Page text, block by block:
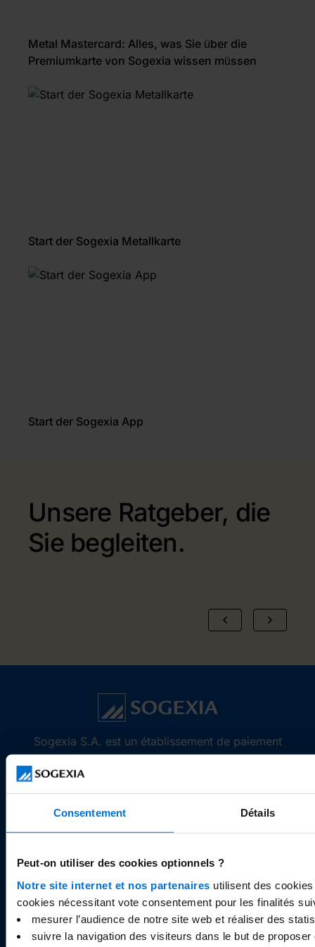
Consentement Détails
Peut-on utiliser des cookies optionnels ?
Notre site internet et nos partenaires utilisent des
cookies nécessitant vote consentement pour les finalités
mesurer l’audience de notre site web et réaliser des
suivre la navigation des visiteurs dans le but de
Metal Mastercard: Alles, was Sie über die
Premiumkarte von Sogexia wissen müssen
Start der Sogexia Metallkarte
Start der Sogexia App
Unsere Ratgeber, die
Sie begleiten.
Sogexia S.A. est un établissement de paiement
agréé et supervisé par la Commission de
Surveillance du Secteur Financier du
Luxembourg sous le numéro Z19 et par la
Banque de France sous le code interbancaire
26733, et dont le siège social est situé 55,
ÜBER